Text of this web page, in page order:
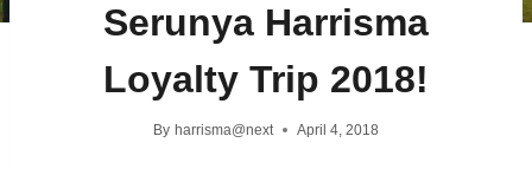
Serunya Harrisma
Loyalty Trip 2018!
By harrisma@next April 4, 2018